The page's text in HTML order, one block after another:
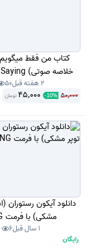
خلاصه صوتی) I'm Just Saying
2 هفته قبل 50
50,000
-10%
45,000 تومان
دانلود آیکون رستوران
مشکی) با فرمت PNG
1 سال قبل 6
رایگان